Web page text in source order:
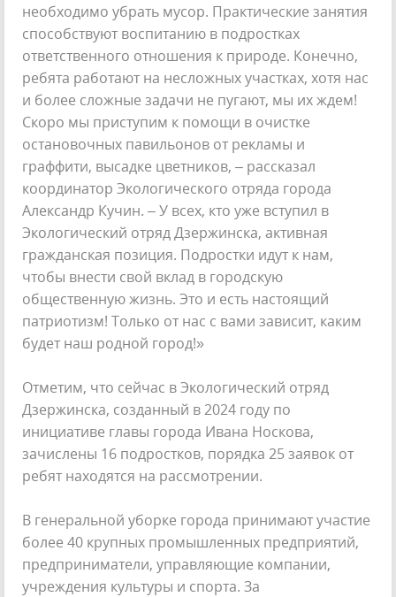
необходимо убрать мусор. Практические занятия
способствуют воспитанию в подростках
ответственного отношения к природе. Конечно,
ребята работают на несложных участках, хотя нас
и более сложные задачи не пугают, мы их ждем!
Скоро мы приступим к помощи в очистке
остановочных павильонов от рекламы и
граффити, высадке цветников, – рассказал
координатор Экологического отряда города
Александр Кучин. – У всех, кто уже вступил в
Экологический отряд Дзержинска, активная
гражданская позиция. Подростки идут к нам,
чтобы внести свой вклад в городскую
общественную жизнь. Это и есть настоящий
патриотизм! Только от нас с вами зависит, каким
будет наш родной город!»
Отметим, что сейчас в Экологический отряд
Дзержинска, созданный в 2024 году по
инициативе главы города Ивана Носкова,
зачислены 16 подростков, порядка 25 заявок от
ребят находятся на рассмотрении.
В генеральной уборке города принимают участие
более 40 крупных промышленных предприятий,
предприниматели, управляющие компании,
учреждения культуры и спорта. За